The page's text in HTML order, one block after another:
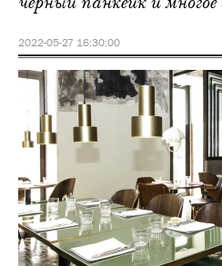
2022-05-27 16:30:00